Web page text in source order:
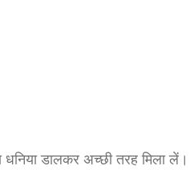
धनिया डालकर अच्छी तरह मिला लें।